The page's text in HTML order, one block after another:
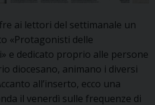
ai lettori del settimanale un
«Protagonisti delle
e dedicato proprio alle persone
diocesano, animano i diversi
all’inserto, ecco una
il venerdì sulle frequenze di